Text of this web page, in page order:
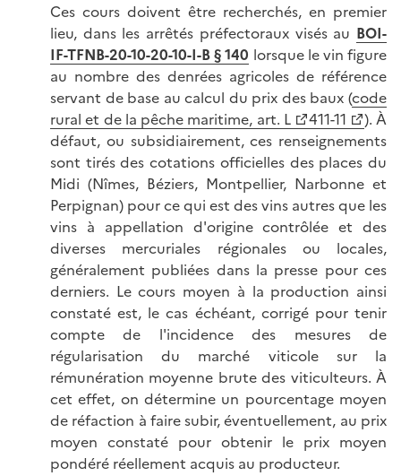
Ces cours doivent être recherchés, en premier
lieu, dans les arrêtés préfectoraux visés au BOI-
IF-TFNB-20-10-20-10-I-B § 140 lorsque le vin figure
au nombre des denrées agricoles de référence
servant de base au calcul du prix des baux (code
rural et de la pêche maritime, art. L
411-11
). À
défaut, ou subsidiairement, ces renseignements
sont tirés des cotations officielles des places du
Midi (Nîmes, Béziers, Montpellier, Narbonne et
Perpignan) pour ce qui est des vins autres que les
vins à appellation d'origine contrôlée et des
diverses mercuriales régionales ou locales,
généralement publiées dans la presse pour ces
derniers. Le cours moyen à la production ainsi
constaté est, le cas échéant, corrigé pour tenir
compte de l'incidence des mesures de
régularisation du marché viticole sur la
rémunération moyenne brute des viticulteurs. À
cet effet, on détermine un pourcentage moyen
de réfaction à faire subir, éventuellement, au prix
moyen constaté pour obtenir le prix moyen
pondéré réellement acquis au producteur.